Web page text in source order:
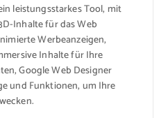
leistungsstarkes Tool, mit
Inhalte für das Web
Werbeanzeigen,
Inhalte für Ihre
Google Web Designer
und Funktionen, um Ihre